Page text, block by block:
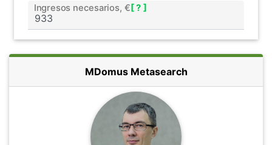
Ingresos necesarios, € [ ? ]
MDomus Metasearch